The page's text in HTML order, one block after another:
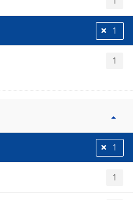
1
1
1
1